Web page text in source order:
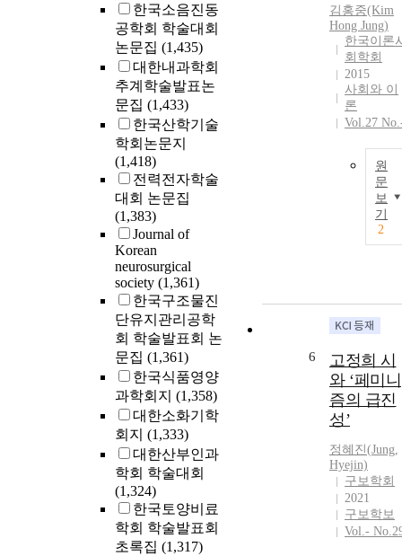
한국소음진동
공학회 학술대회
논문집 (1,435)
대한내과학회
추계학술발표논
문집 (1,433)
한국산학기술
학회논문지
(1,418)
전력전자학술
대회 논문집
(1,383)
Journal of
Korean
neurosurgical
society (1,361)
한국구조물진
단유지관리공학
회 학술발표회 논
문집 (1,361)
한국식품영양
과학회지 (1,358)
대한소화기학
회지 (1,333)
대한산부인과
학회 학술대회
(1,324)
한국토양비료
학회 학술발표회
초록집 (1,317)
김홍중(Kim
Hong Jung)
한국이론
회학회
2015
사회와 이
론
Vol.27
원
문
보
기
2
6
고정희 시
와 ‘페미니
즘의 급진
성’
정혜진(Jung,
Hyejin)
구보학회
2021
구보학보
Vol.-